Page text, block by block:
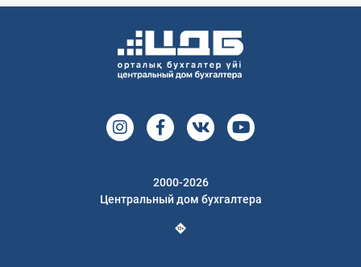
2000-2026
Центральный дом бухгалтера